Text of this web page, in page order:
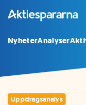
NyheterAnalyser
Uppdragsanalys